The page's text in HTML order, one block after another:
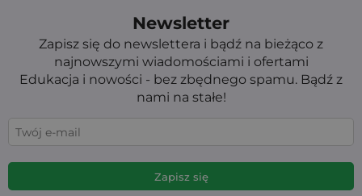
Newsletter
Zapisz się do newslettera i bądź na bieżąco z
najnowszymi wiadomościami i ofertami
Edukacja i nowości - bez zbędnego spamu. Bądź z
nami na stałe!